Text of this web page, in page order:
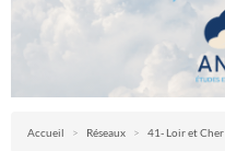
Accueil > Réseaux > 41- Loir et Cher